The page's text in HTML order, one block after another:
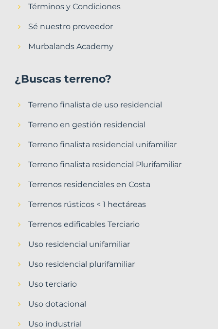
Términos y Condiciones
Sé nuestro proveedor
Murbalands Academy
¿Buscas terreno?
Terreno finalista de uso residencial
Terreno en gestión residencial
Terreno finalista residencial unifamiliar
Terreno finalista residencial Plurifamiliar
Terrenos residenciales en Costa
Terrenos rústicos < 1 hectáreas
Terrenos edificables Terciario
Uso residencial unifamiliar
Uso residencial plurifamiliar
Uso terciario
Uso dotacional
Uso industrial